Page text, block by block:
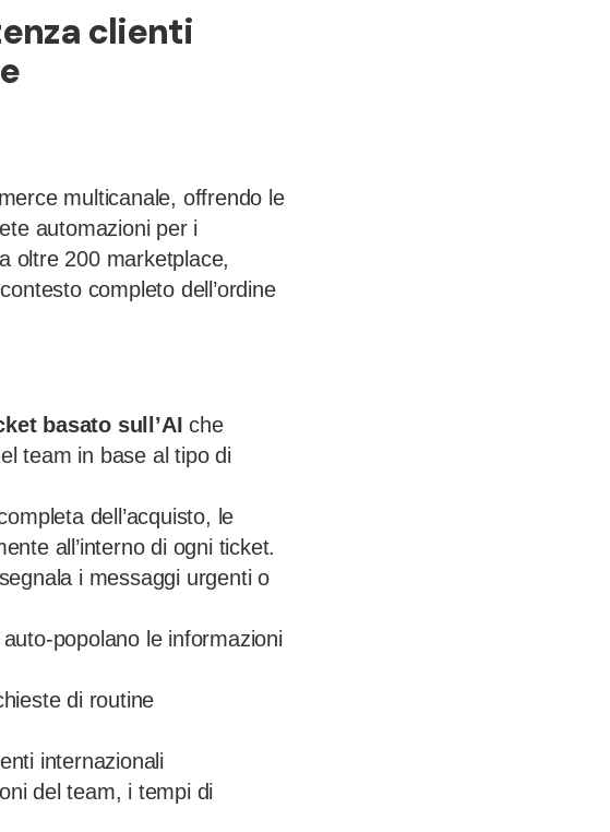
clienti
multicanale, offrendo le
automazioni per i
oltre 200 marketplace,
completo dell’ordine
basato sull’AI che
team in base al tipo di
dell’acquisto, le
all’interno di ogni ticket.
i messaggi urgenti o
popolano le informazioni
di routine
internazionali
del team, i tempi di